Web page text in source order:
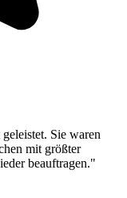
Sie waren
mit größter
beauftragen."